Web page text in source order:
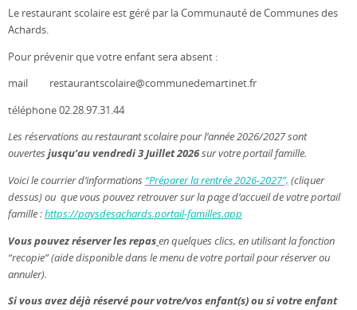
Le restaurant scolaire est géré par la Communauté de Communes des
Achards.
Pour prévenir que votre enfant sera absent :
mail restaurantscolaire@communedemartinet.fr
téléphone 02.28.97.31.44
Les réservations au restaurant scolaire pour l’année 2026/2027 sont
ouvertesjusqu’au vendredi 3 Juillet 2026sur votre portail famille.
Voici le courrier d’informations “Préparer la rentrée 2026-2027”, (cliquer
dessus) ou que vous pouvez retrouver sur la page d’accueil de votre portail
famille :https://paysdesachards.portail-familles.app
Vous pouvez réserver les repasen quelques clics, en utilisant la fonction
“recopie” (aide disponible dans le menu de votre portail pour réserver ou
annuler).
Si vous avez déjà réservé pour votre/vos enfant(s) ou si votre enfant